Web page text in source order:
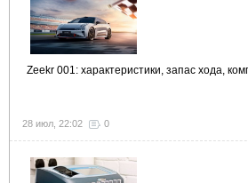
Zeekr 001: характеристики, запас хода,
28 июл, 22:02 0